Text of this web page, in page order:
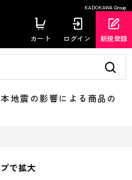
KADOKAWA Group
カート ログイン 新規登録
震の影響による商品の
で拡大